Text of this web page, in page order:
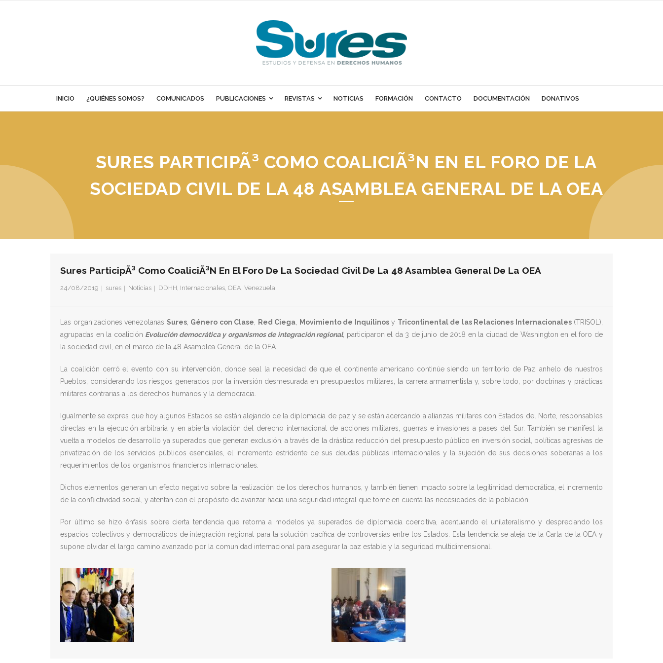
INICIO ¿QUIÉNES SOMOS? COMUNICADOS PUBLICACIONES REVISTAS NOTICIAS FORMACIÓN CONTACTO DOCUMENTACIÓN DONATIVOS
SURES PARTICIPÃ³ COMO COALICIÃ³N EN EL FORO DE LA
SOCIEDAD CIVIL DE LA 48 ASAMBLEA GENERAL DE LA OEA
Sures ParticipÃ³ Como CoaliciÃ³n En El Foro De La Sociedad Civil De La 48 Asamblea General De La OEA
24/08/2019 sures Noticias DDHH Internacionales OEA Venezuela
Las organizaciones venezolanas Sures, Género con Clase Red Ciega Movimiento de Inquilinosy Tricontinental de las Relaciones Internacionales(TRISOL),
agrupadas en la coalición Evolución democrática y organismos de integración regional, participaron el da 3 de junio de 2018 en la ciudad de Washington en el foro de
la sociedad civil, en el marco de la 48 Asamblea General de la OEA.
La coalición cerró el evento con su intervención, donde seal la necesidad de que el continente americano continúe siendo un territorio de Paz, anhelo de nuestros
Pueblos, considerando los riesgos generados por la inversión desmesurada en presupuestos militares, la carrera armamentista y, sobre todo, por doctrinas y prácticas
militares contrarias a los derechos humanos y la democracia.
Igualmente se expres que hoy algunos Estados se están alejando de la diplomacia de paz y se están acercando a alianzas militares con Estados del Norte, responsables
directas en la ejecución arbitraria y en abierta violación del derecho internacional de acciones militares, guerras e invasiones a pases del Sur. También se manifest la
vuelta a modelos de desarrollo ya superados que generan exclusión, a través de la drástica reducción del presupuesto público en inversión social, políticas agresivas de
privatización de los servicios públicos esenciales, el incremento estridente de sus deudas públicas internacionales y la sujeción de sus decisiones soberanas a los
requerimientos de los organismos financieros internacionales.
Dichos elementos generan un efecto negativo sobre la realización de los derechos humanos, y también tienen impacto sobre la legitimidad democrática, el incremento
de la conflictividad social, y atentan con el propósito de avanzar hacia una seguridad integral que tome en cuenta las necesidades de la población.
Por último se hizo énfasis sobre cierta tendencia que retorna a modelos ya superados de diplomacia coercitiva, acentuando el unilateralismo y despreciando los
espacios colectivos y democráticos de integración regional para la solución pacífica de controversias entre los Estados. Esta tendencia se aleja de la Carta de la OEA y
supone olvidar el largo camino avanzado por la comunidad internacional para asegurar la paz estable y la seguridad multidimensional.